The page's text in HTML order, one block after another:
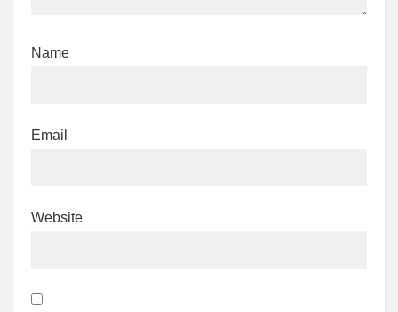
Name
Email
Website